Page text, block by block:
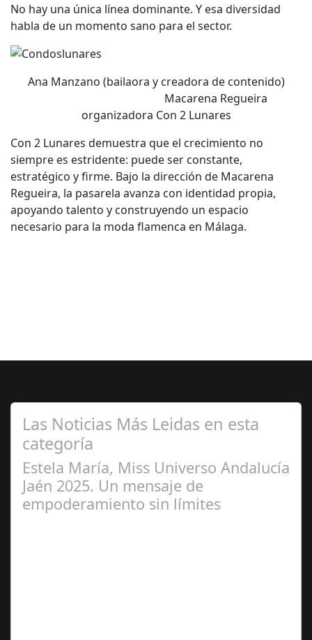
No hay una única línea dominante. Y esa diversidad
habla de un momento sano para el sector.
Ana Manzano (bailaora y creadora de contenido)
Macarena Regueira
organizadora Con 2 Lunares
Con 2 Lunares demuestra que el crecimiento no
siempre es estridente: puede ser constante,
estratégico y firme. Bajo la dirección de Macarena
Regueira, la pasarela avanza con identidad propia,
apoyando talento y construyendo un espacio
necesario para la moda flamenca en Málaga.
Las Noticias Más Leidas en esta
categoría
Estela María, Miss Universo Andalucía
Jaén 2025. Un mensaje de
empoderamiento sin límites